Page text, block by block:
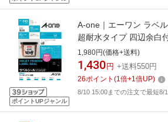
ポイントUPジャンル
A-one｜エーワン ラベ
超耐水タイプ 四辺余白
/20シート /12面 /マット]
1,980円(価格+送料)
1,430 円 +送料550円
26ポイント (1倍+1倍UP)
8/10 15:00までの注文で最短8/